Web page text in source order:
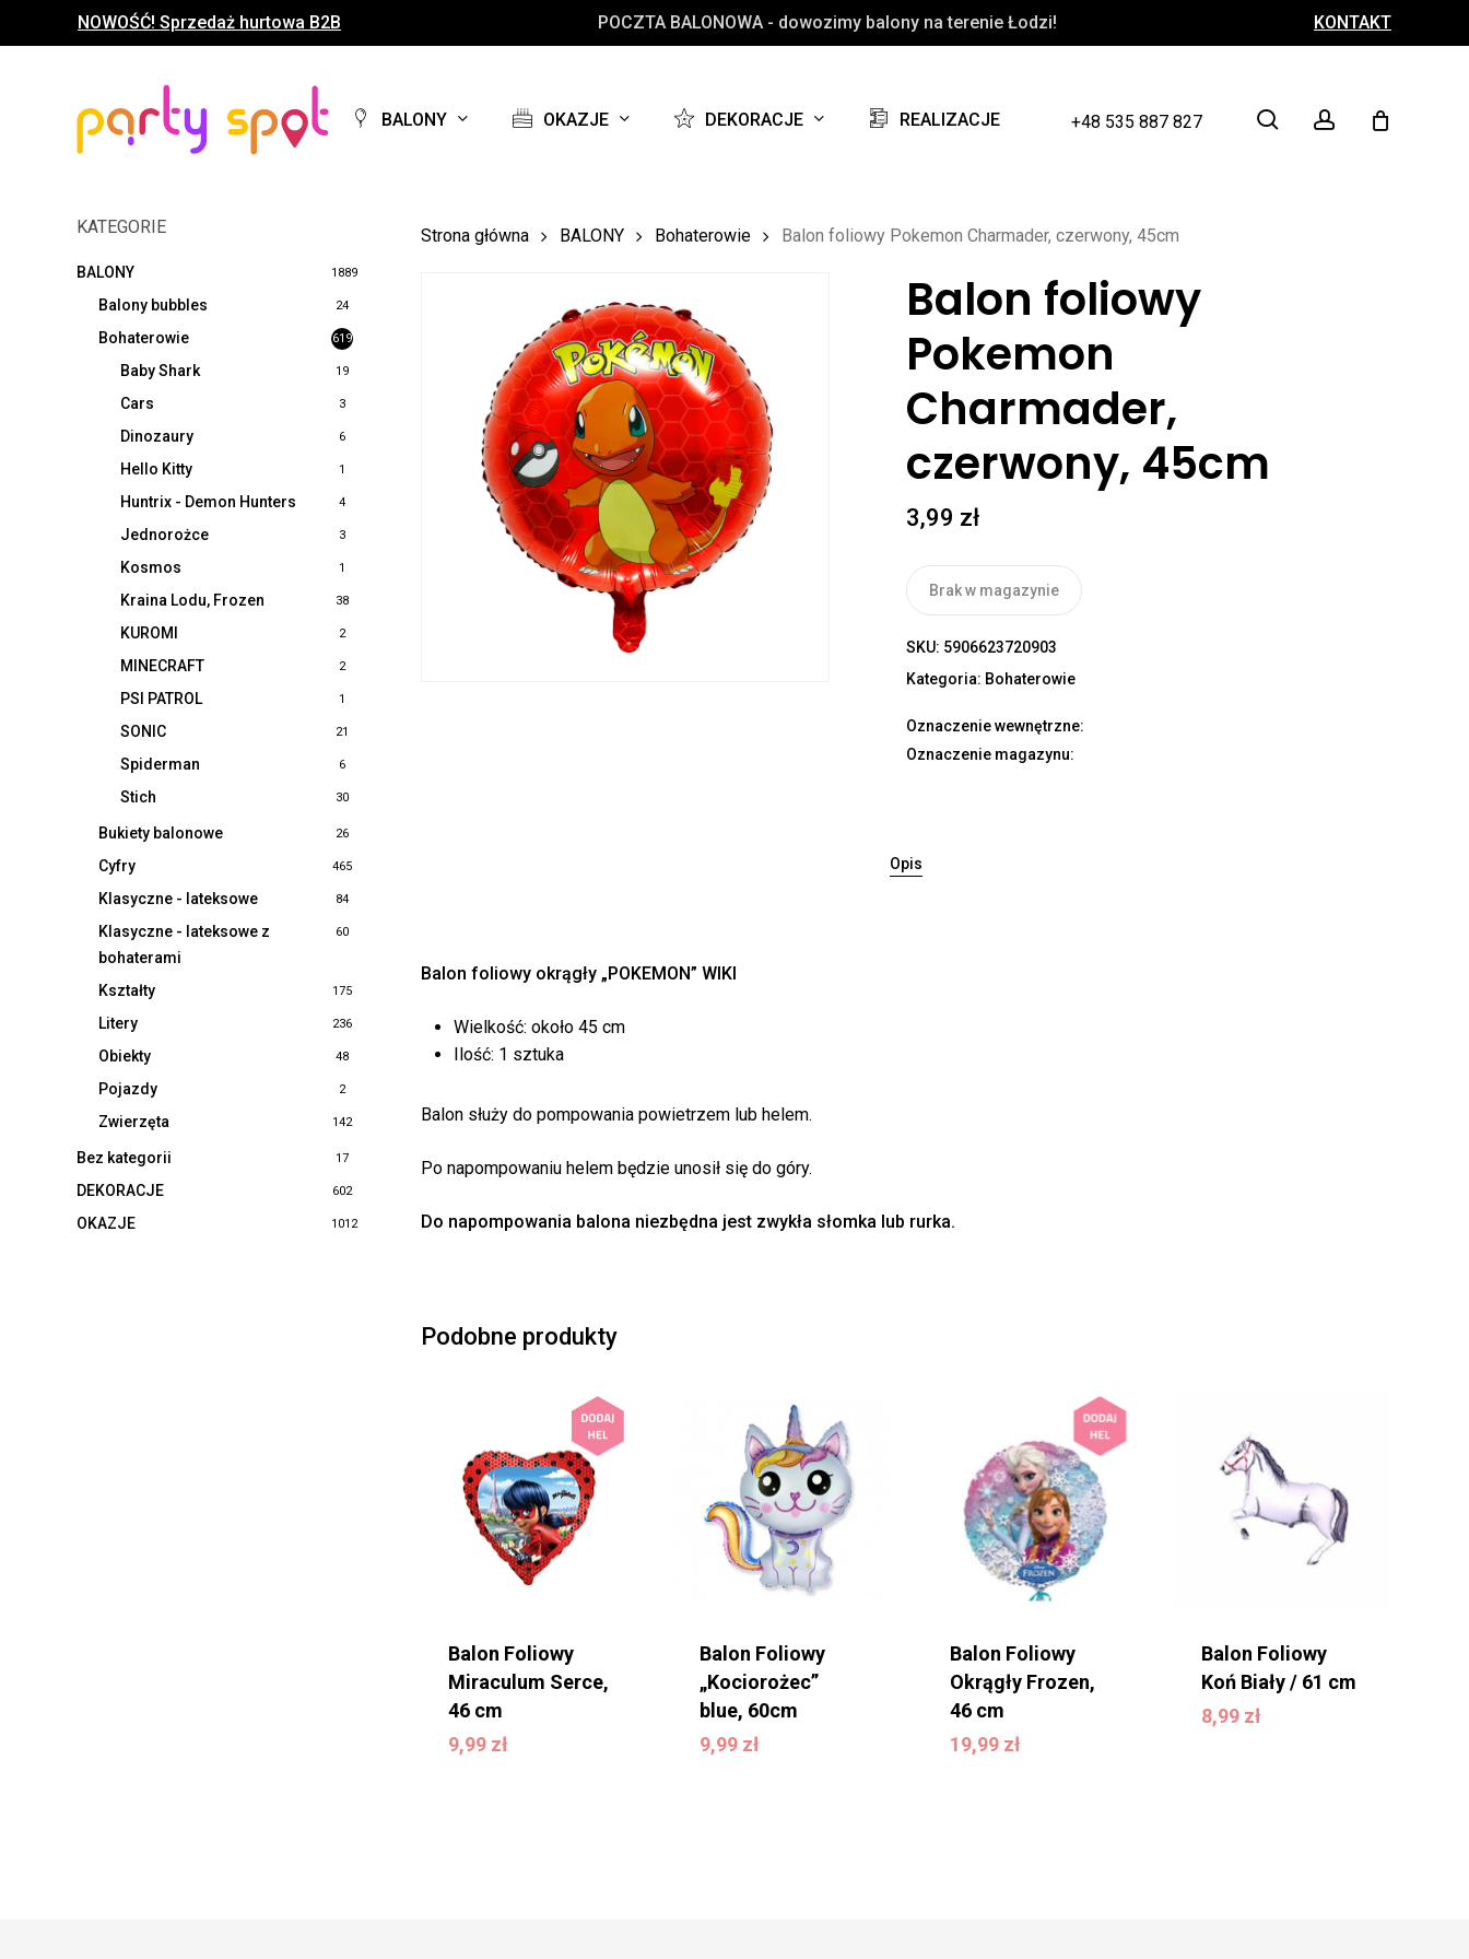
NOWOŚĆ! Sprzedaż hurtowa B2B POCZTA BALONOWA - dowozimy balony na terenie Łodzi! KONTAKT
BALONY OKAZJE DEKORACJE REALIZACJE +48 535 887 827 search account
Koszyk Close
KATEGORIE
BALONY 1889
Balony bubbles 24
Bohaterowie 619
Baby Shark 19
Cars 3
Dinozaury 6
Hello Kitty 1
Huntrix - Demon Hunters 4
Jednorożce 3
Kosmos 1
Kraina Lodu, Frozen 38
KUROMI 2
MINECRAFT 2
PSI PATROL 1
SONIC 21
Spiderman 6
Stich 30
Bukiety balonowe 26
Cyfry 465
Klasyczne - lateksowe 84
Klasyczne - lateksowe z
bohaterami
60
Kształty 175
Litery 236
Obiekty 48
Pojazdy 2
Zwierzęta 142
Bez kategorii 17
DEKORACJE 602
OKAZJE 1012
Strona główna BALONY Bohaterowie Balon foliowy Pokemon Charmader, czerwony, 45cm
Balon foliowy
Pokemon
Charmader,
czerwony, 45cm
3,99 zł
Brak w magazynie
SKU: 5906623720903
Kategoria: Bohaterowie
Oznaczenie wewnętrzne:
Oznaczenie magazynu:
Opis
Balon foliowy okrągły „POKEMON” WIKI
Wielkość: około 45 cm
Ilość: 1 sztuka
Balon służy do pompowania powietrzem lub helem.
Po napompowaniu helem będzie unosił się do góry.
Do napompowania balona niezbędna jest zwykła słomka lub rurka.
Podobne produkty
Balon Foliowy
Miraculum Serce,
46 cm
9,99 zł
9,99zł
Balon Foliowy
„Kociorożec”
blue, 60cm
9,99 zł
9,99zł
Balon Foliowy
Okrągły Frozen,
46 cm
19,99 zł
19,99
Balon Foliowy
Koń Biały / 61 cm
8,99 zł
8,99zł